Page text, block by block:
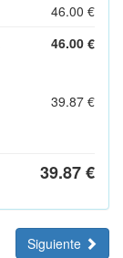
46.00 €
46.00 €
39.87 €
39.87 €
Siguiente